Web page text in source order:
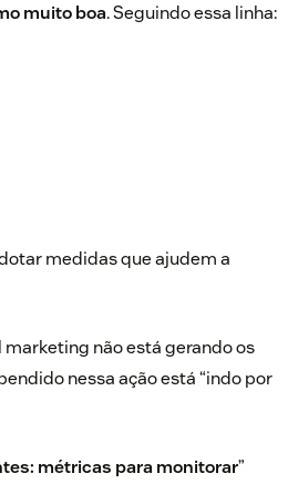
muito boa. Seguindo essa linha:
medidas que ajudem a
não está gerando os
nessa ação está “indo por
métricas para monitorar”